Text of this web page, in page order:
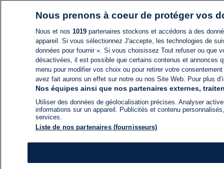
Nous prenons à coeur de protéger vos
Nous et nos 1019partenaires stockons et accédons à des
appareil. Si vous sélectionnez J'accepte, les technologies de
données pour fournir ». Si vous choisissez Tout refuser ou
désactivées, il est possible que certains contenus et annonces
menu pour modifier vos choix ou pour retirer votre
avez fait aurons un effet sur notre ou nos Site Web. Pour plus
Nos équipes ainsi que nos partenaires externes,
Utiliser des données de géolocalisation précises. Analyser
informations sur un appareil. Publicités et contenu
services.
Liste de nos partenaires (fournisseurs)